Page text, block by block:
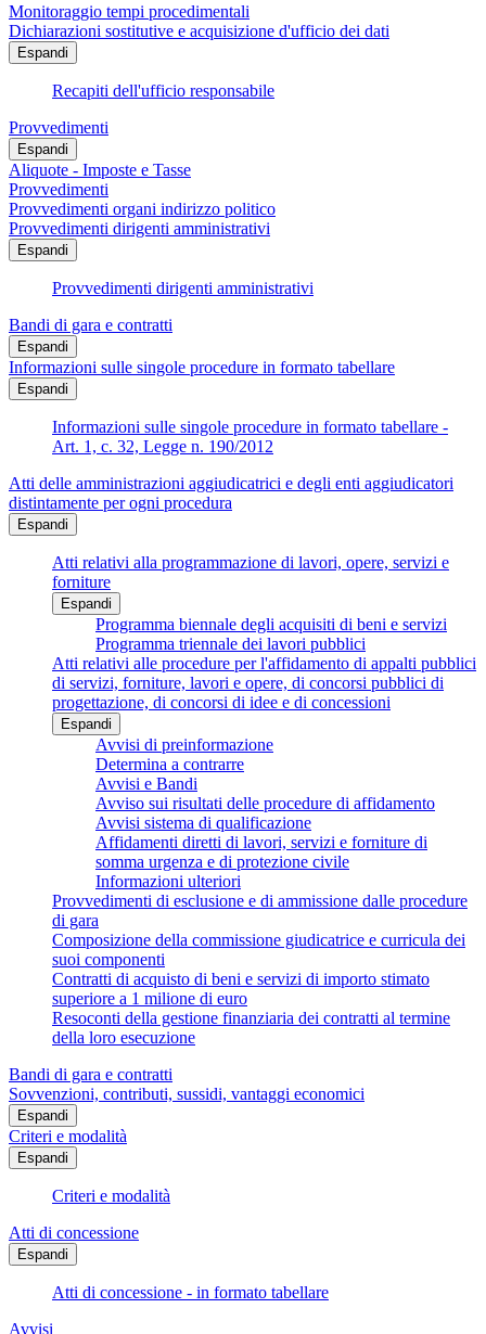
Monitoraggio tempi procedimentali
Dichiarazioni sostitutive e acquisizione d'ufficio dei dati
Espandi
Recapiti dell'ufficio responsabile
Provvedimenti
Espandi
Aliquote - Imposte e Tasse
Provvedimenti
Provvedimenti organi indirizzo politico
Provvedimenti dirigenti amministrativi
Espandi
Provvedimenti dirigenti amministrativi
Bandi di gara e contratti
Espandi
Informazioni sulle singole procedure in formato tabellare
Espandi
Informazioni sulle singole procedure in formato tabellare -
Art. 1, c. 32, Legge n. 190/2012
Atti delle amministrazioni aggiudicatrici e degli enti aggiudicatori
distintamente per ogni procedura
Espandi
Atti relativi alla programmazione di lavori, opere, servizi e
forniture
Espandi
Programma biennale degli acquisiti di beni e servizi
Programma triennale dei lavori pubblici
Atti relativi alle procedure per l'affidamento di appalti pubblici
di servizi, forniture, lavori e opere, di concorsi pubblici di
progettazione, di concorsi di idee e di concessioni
Espandi
Avvisi di preinformazione
Determina a contrarre
Avvisi e Bandi
Avviso sui risultati delle procedure di affidamento
Avvisi sistema di qualificazione
Affidamenti diretti di lavori, servizi e forniture di
somma urgenza e di protezione civile
Informazioni ulteriori
Provvedimenti di esclusione e di ammissione dalle procedure
di gara
Composizione della commissione giudicatrice e curricula dei
suoi componenti
Contratti di acquisto di beni e servizi di importo stimato
superiore a 1 milione di euro
Resoconti della gestione finanziaria dei contratti al termine
della loro esecuzione
Bandi di gara e contratti
Sovvenzioni, contributi, sussidi, vantaggi economici
Espandi
Criteri e modalità
Espandi
Criteri e modalità
Atti di concessione
Espandi
Atti di concessione - in formato tabellare
Avvisi